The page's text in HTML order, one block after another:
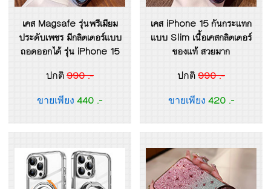
เคส Magsafe รุ่นพรีเมียม
ประดับเพชร มีกลิตเตอร์แบบ
ถอดออกได้ รุ่น iPhone 15
ปกติ 990 .-
ขายเพียง 440 .-
เคส iPhone 15 กันกระแทก
แบบ Slim เนื้อเคสกลิตเตอร์
ของแท้ สวยมาก
ปกติ 990 .-
ขายเพียง 420 .-